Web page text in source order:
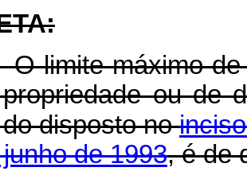
limite máximo de
ou de
disposto no
de 1993, é de